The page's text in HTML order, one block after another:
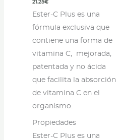
21,25€
Ester-C Plus es una
fórmula exclusiva que
contiene una forma de
vitamina C, mejorada,
patentada y no ácida
que facilita la absorción
de vitamina C en el
organismo.
Propiedades
Ester-C Plus es una